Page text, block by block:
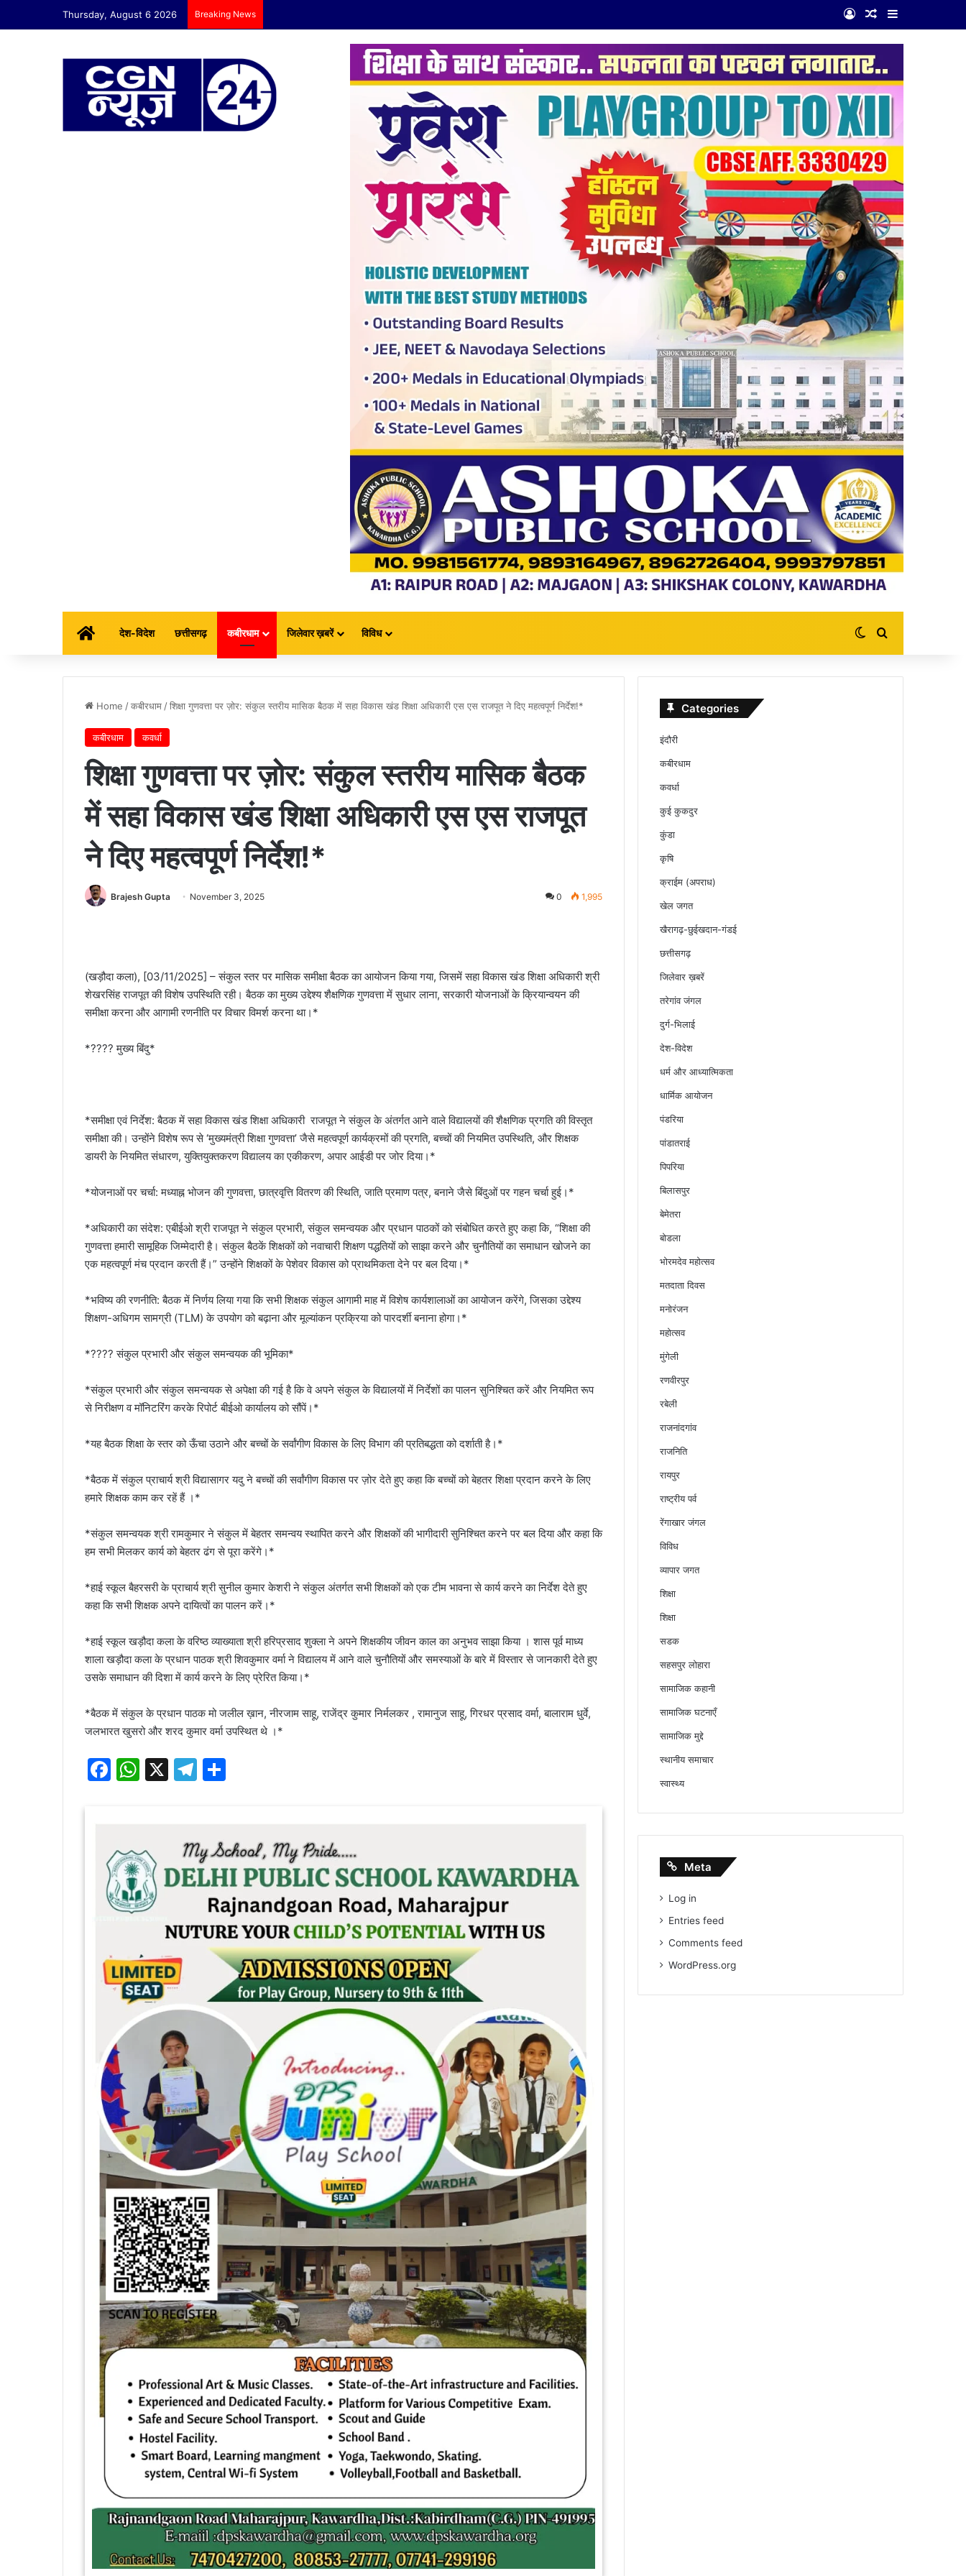
Thursday, August 6 2026 Breaking News Log InRandom Article
Sidebar
होम देश-विदेश छत्तीसगढ़ कबीरधाम जिलेवार ख़बरें विविध Switch skin
Search for
Home /कबीरधाम /शिक्षा गुणवत्ता पर ज़ोर: संकुल स्तरीय मासिक बैठक में सहा विकास खंड शिक्षा अधिकारी एस एस राजपूत ने दिए महत्वपूर्ण निर्देश!*
कबीरधाम कवर्धा
शिक्षा गुणवत्ता पर ज़ोर: संकुल स्तरीय मासिक बैठक
में सहा विकास खंड शिक्षा अधिकारी एस एस राजपूत
ने दिए महत्वपूर्ण निर्देश!*
Brajesh Gupta November 3, 2025 0 1,995
(खड़ौदा कला), [03/11/2025] – संकुल स्तर पर मासिक समीक्षा बैठक का आयोजन किया गया, जिसमें सहा विकास खंड शिक्षा अधिकारी श्री
शेखरसिंह राजपूत की विशेष उपस्थिति रही। बैठक का मुख्य उद्देश्य शैक्षणिक गुणवत्ता में सुधार लाना, सरकारी योजनाओं के क्रियान्वयन की
समीक्षा करना और आगामी रणनीति पर विचार विमर्श करना था।*
*???? मुख्य बिंदु*
*समीक्षा एवं निर्देश: बैठक में सहा विकास खंड शिक्षा अधिकारी राजपूत ने संकुल के अंतर्गत आने वाले विद्यालयों की शैक्षणिक प्रगति की विस्तृत
समीक्षा की। उन्होंने विशेष रूप से ‘मुख्यमंत्री शिक्षा गुणवत्ता’ जैसे महत्वपूर्ण कार्यक्रमों की प्रगति, बच्चों की नियमित उपस्थिति, और शिक्षक
डायरी के नियमित संधारण, युक्तियुक्तकरण विद्यालय का एकीकरण, अपार आईडी पर जोर दिया।*
*योजनाओं पर चर्चा: मध्याह्न भोजन की गुणवत्ता, छात्रवृत्ति वितरण की स्थिति, जाति प्रमाण पत्र, बनाने जैसे बिंदुओं पर गहन चर्चा हुई।*
*अधिकारी का संदेश: एबीईओ श्री राजपूत ने संकुल प्रभारी, संकुल समन्वयक और प्रधान पाठकों को संबोधित करते हुए कहा कि, “शिक्षा की
गुणवत्ता हमारी सामूहिक जिम्मेदारी है। संकुल बैठकें शिक्षकों को नवाचारी शिक्षण पद्धतियों को साझा करने और चुनौतियों का समाधान खोजने का
एक महत्वपूर्ण मंच प्रदान करती हैं।” उन्होंने शिक्षकों के पेशेवर विकास को प्राथमिकता देने पर बल दिया।*
*भविष्य की रणनीति: बैठक में निर्णय लिया गया कि सभी शिक्षक संकुल आगामी माह में विशेष कार्यशालाओं का आयोजन करेंगे, जिसका उद्देश्य
शिक्षण-अधिगम सामग्री (TLM) के उपयोग को बढ़ाना और मूल्यांकन प्रक्रिया को पारदर्शी बनाना होगा।*
*???? संकुल प्रभारी और संकुल समन्वयक की भूमिका*
*संकुल प्रभारी और संकुल समन्वयक से अपेक्षा की गई है कि वे अपने संकुल के विद्यालयों में निर्देशों का पालन सुनिश्चित करें और नियमित रूप
से निरीक्षण व मॉनिटरिंग करके रिपोर्ट बीईओ कार्यालय को सौंपें।*
*यह बैठक शिक्षा के स्तर को ऊँचा उठाने और बच्चों के सर्वांगीण विकास के लिए विभाग की प्रतिबद्धता को दर्शाती है।*
*बैठक में संकुल प्राचार्य श्री विद्यासागर यदु ने बच्चों की सर्वांगीण विकास पर ज़ोर देते हुए कहा कि बच्चों को बेहतर शिक्षा प्रदान करने के लिए
हमारे शिक्षक काम कर रहें हैं ।*
*संकुल समन्वयक श्री रामकुमार ने संकुल में बेहतर समन्वय स्थापित करने और शिक्षकों की भागीदारी सुनिश्चित करने पर बल दिया और कहा कि
हम सभी मिलकर कार्य को बेहतर ढंग से पूरा करेंगे।*
*हाई स्कूल बैहरसरी के प्राचार्य श्री सुनील कुमार केशरी ने संकुल अंतर्गत सभी शिक्षकों को एक टीम भावना से कार्य करने का निर्देश देते हुए
कहा कि सभी शिक्षक अपने दायित्वों का पालन करें।*
*हाई स्कूल खड़ौदा कला के वरिष्ठ व्याख्याता श्री हरिप्रसाद शुक्ला ने अपने शिक्षकीय जीवन काल का अनुभव साझा किया । शास पूर्व माध्य
शाला खड़ौदा कला के प्रधान पाठक श्री शिवकुमार वर्मा ने विद्यालय में आने वाले चुनौतियों और समस्याओं के बारे में विस्तार से जानकारी देते हुए
उसके समाधान की दिशा में कार्य करने के लिए प्रेरित किया।*
*बैठक में संकुल के प्रधान पाठक मो जलील ख़ान, नीरजाम साहू, राजेंद्र कुमार निर्मलकर , रामानुज साहू, गिरधर प्रसाद वर्मा, बालाराम धुर्वे,
जलभारत खुसरो और शरद कुमार वर्मा उपस्थित थे ।*
F
b
o
o
W
A
p
p
X
T
gr
a
m
e
Categories
इंदौरी
कबीरधाम
कवर्धा
कुई कुकदुर
कुंडा
कृषि
क्राईम (अपराध)
खेल जगत
खैरागढ़-छुईखदान-गंडई
छत्तीसगढ़
जिलेवार ख़बरें
तरेगांव जंगल
दुर्ग-भिलाई
देश-विदेश
धर्म और आध्यात्मिकता
धार्मिक आयोजन
पंडरिया
पांडातराई
पिपरिया
बिलासपुर
बेमेतरा
बोडला
भोरमदेव महोत्सव
मतदाता दिवस
मनोरंजन
महोत्सव
मुंगेली
रणवीरपुर
रबेली
राजनांदगांव
राजनिति
रायपुर
राष्ट्रीय पर्व
रेंगाखार जंगल
विविध
व्यापार जगत
शिक्षा
शिक्षा
सडक
सहसपुर लोहारा
सामाजिक कहानी
सामाजिक घटनाएँ
सामाजिक मुद्दे
स्थानीय समाचार
स्वास्थ्य
Meta
Log in
Entries feed
Comments feed
WordPress.org